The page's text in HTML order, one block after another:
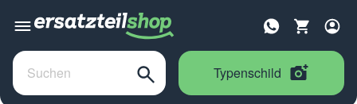
Typenschild